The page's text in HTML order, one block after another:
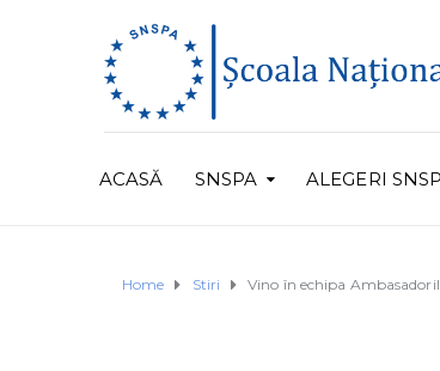
ACASĂ SNSPA ALEGERI
Home Stiri Vino în echipa